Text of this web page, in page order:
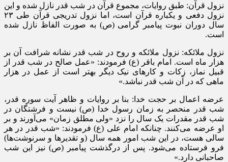
نزول قرآن: طبق روایات، مجموع قرآن در شب قدر نازل شده و این
نزول دفعی و یکباره قرآن است، اما نزول تدریجی قرآن طی ۲۳
سال دوران نبوت پیامبر گرامی (ص) به صورت الفاظ نازل شده
است.
نزول ملائکه: نزول ملائکه و روح در شب قدر نشانه شرافت آن بر
هزار ماه است. امام باقر (ع) فرمودند: «عمل صالح در شب قدر از
قبیل نماز، زکات و کارهای نیک دیگر بهتر است از عمل در هزار
ماهی که در آن شب قدر نباشد.»
عرضه اعمال بر حجت خدا: بنا بر روایات و ظاهر آیت سوره قدر،
شب قدر منحصر به زمان رسول خدا (ص) نیست و فرشتگان در
شب قدر مقدرات یک سال را نزد «ولی مطلق زمان» می‌آورند و بر
او عرضه می‌کنند. چنانکه امام علی (ع) فرمودند: «شب قدر در هر
سالی هست، در این شب امور همه سال (و تقدیرها و سرنوشت‌ها)
فرو فرستاده می‌شود. پس از درگذشت پیامبر (ص) نیز این شب
صاحبانی دارد.»